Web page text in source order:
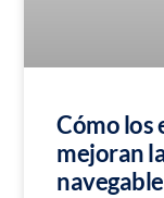
Cómo los
mejoran